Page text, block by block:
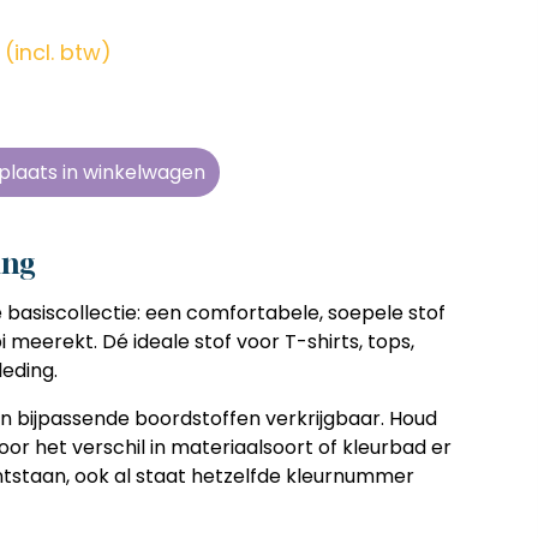
(incl. btw)
plaats in winkelwagen
een comfortabele, soepele stof
meerekt. Dé ideale stof voor T-shirts, tops,
bijpassende boordstoffen verkrijgbaar. Houd
het verschil in materiaalsoort of kleurbad er
ook al staat hetzelfde kleurnummer
tijd
en
tijd
en
tijd
en
tijd
en